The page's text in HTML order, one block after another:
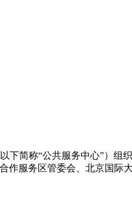
下简称“公共服务中心”）组
作服务区管委会、北京国际